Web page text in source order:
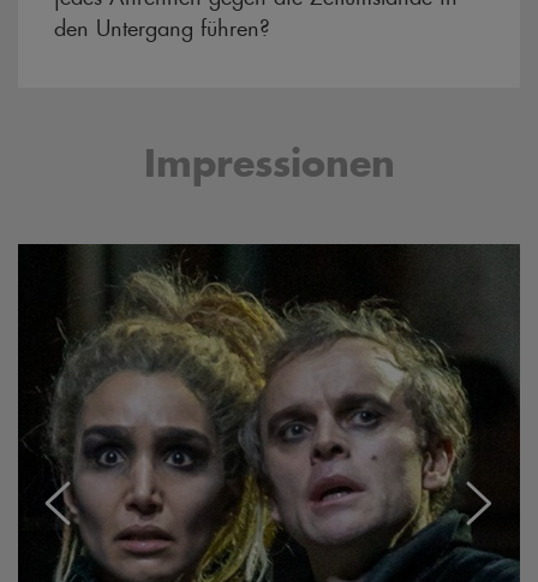
den Untergang führen?
Impressionen